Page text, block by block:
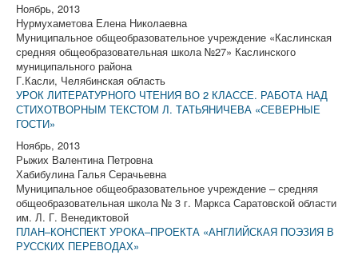
Ноябрь, 2013
Нурмухаметова Елена Николаевна
Муниципальное общеобразовательное учреждение «Каслинская
средняя общеобразовательная школа №27» Каслинского
муниципального района
Г.Касли, Челябинская область
УРОК ЛИТЕРАТУРНОГО ЧТЕНИЯ ВО 2 КЛАССЕ. РАБОТА НАД
СТИХОТВОРНЫМ ТЕКСТОМ Л. ТАТЬЯНИЧЕВА «СЕВЕРНЫЕ
ГОСТИ»
Ноябрь, 2013
Рыжих Валентина Петровна
Хабибулина Галья Серачьевна
Муниципальное общеобразовательное учреждение – средняя
общеобразовательная школа № 3 г. Маркса Саратовской области
им. Л. Г. Венедиктовой
ПЛАН–КОНСПЕКТ УРОКА–ПРОЕКТА «АНГЛИЙСКАЯ ПОЭЗИЯ В
РУССКИХ ПЕРЕВОДАХ»